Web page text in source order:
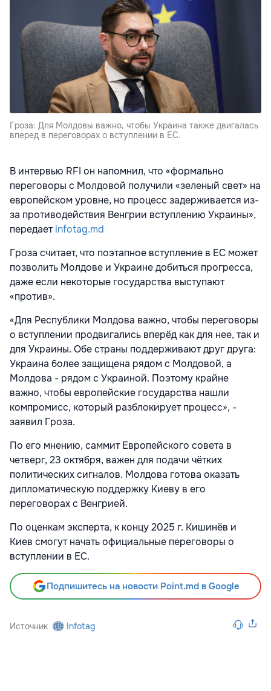
Гроза: Для Молдовы важно, чтобы Украина также двигалась
вперед в переговорах о вступлении в ЕС.
В интервью RFI он напомнил, что «формально
переговоры с Молдовой получили «зеленый свет» на
европейском уровне, но процесс задерживается из-
за противодействия Венгрии вступлению Украины»,
передаетinfotag.md
Гроза считает, что поэтапное вступление в ЕС может
позволить Молдове и Украине добиться прогресса,
даже если некоторые государства выступают
«против».
«Для Республики Молдова важно, чтобы переговоры
о вступлении продвигались вперёд как для нее, так и
для Украины. Обе страны поддерживают друг друга:
Украина более защищена рядом с Молдовой, а
Молдова - рядом с Украиной. Поэтому крайне
важно, чтобы европейские государства нашли
компромисс, который разблокирует процесс», -
заявил Гроза.
По его мнению, саммит Европейского совета в
четверг, 23 октября, важен для подачи чётких
политических сигналов. Молдова готова оказать
дипломатическую поддержку Киеву в его
переговорах с Венгрией.
По оценкам эксперта, к концу 2025 г. Кишинёв и
Киев смогут начать официальные переговоры о
вступлении в ЕС.
Подпишитесь на новости Point.md в Google
Источник Infotag